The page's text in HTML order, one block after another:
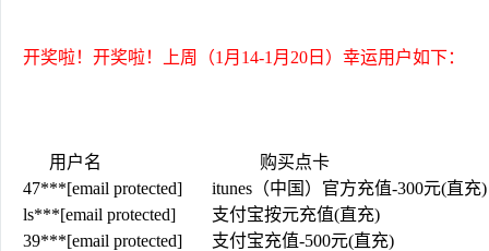
开奖啦！开奖啦！上周（1月14-1月20日）幸运用户如下：
用户名
购买点卡
47***[email protected]
itunes（中国）官方充值-300元(直充
ls***[email protected]
支付宝按元充值(直充)
39***[email protected]
支付宝充值-500元(直充)